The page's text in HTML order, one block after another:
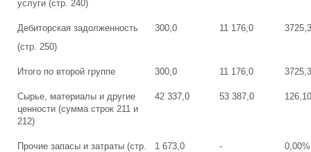
услуги (стр. 240)
Дебиторская задолженность
(стр. 250)
300,0 11 176,0
Итого по второй группе 300,0 11 176,0
Сырье, материалы и другие
ценности (сумма строк 211 и
212)
42 337,0 53 387,0
Прочие запасы и затраты (стр.
1 673,0 - 0,00%